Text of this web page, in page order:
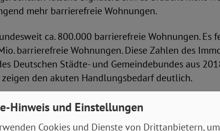
mehr barrierefreie Wohnungen.
ca. 800.000 barrierefreie Wohnungen. Es
barrierefreie Wohnungen. Diese Zahlen des
Deutschen Städte- und Gemeindebundes aus
den akuten Handlungsbedarf deutlich.
Bedarfe weiter steigen. Schätzungen gehen von
Wohnungen bis 2030 aus. Der SoVD weist
Hinweis und Einstellungen
Cookies und Dienste von Drittanbietern,